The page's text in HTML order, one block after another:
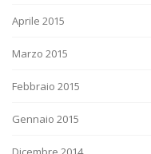
Aprile 2015
Marzo 2015
Febbraio 2015
Gennaio 2015